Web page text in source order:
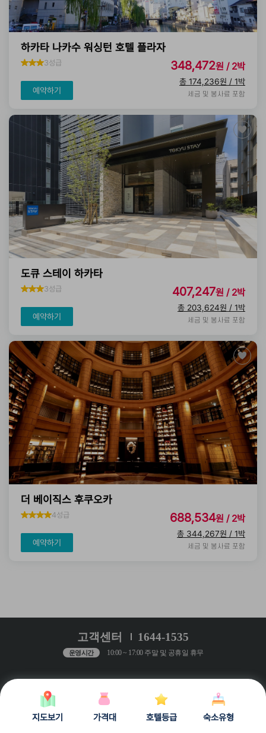
하카타 나카수 워싱턴 호텔 플라자
3성급
예약하기
348,472원 / 2박
총 174,236원 / 1박
세금 및 봉사료 포함
도큐 스테이 하카타
3성급
예약하기
407,247원 / 2박
총 203,624원 / 1박
세금 및 봉사료 포함
더 베이직스 후쿠오카
4성급
예약하기
688,534원 / 2박
총 344,267원 / 1박
세금 및 봉사료 포함
지도보기 가격대 호텔등급 숙소유형
고객센터 1644-1535
운영시간 10:00 ~ 17:00 주말 및 공휴일 휴무
개인정보처리방침
Copyrightⓒ 2021 StayZada All Right Reserved